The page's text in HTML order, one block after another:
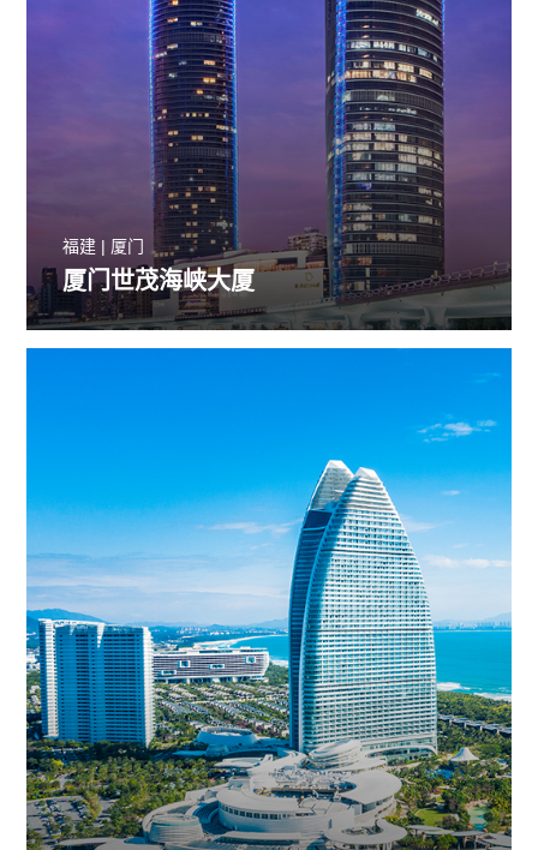
福建 | 厦门
厦门世茂海峡大厦